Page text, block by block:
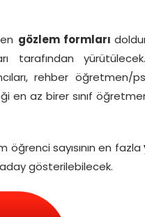
gözlem formları
tarafından
rehber öğretmen/
en az birer sınıf
öğrenci sayısının en fazla
gösterilebilecek.